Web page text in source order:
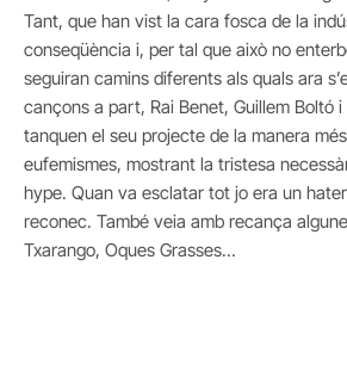
Tant, que han vist la cara fosca de la
conseqüència i, per tal que això no
seguiran camins diferents als quals ara
cançons a part, Rai Benet, Guillem Boltó
tanquen el seu projecte de la manera
eufemismes, mostrant la tristesa
hype. Quan va esclatar tot jo era un
reconec. També veia amb recança
Txarango, Oques Grasses…